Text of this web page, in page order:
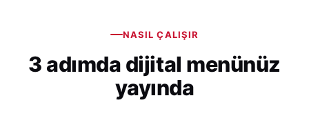
NASIL ÇALIŞIR
3 adımda dijital menünüz
yayında